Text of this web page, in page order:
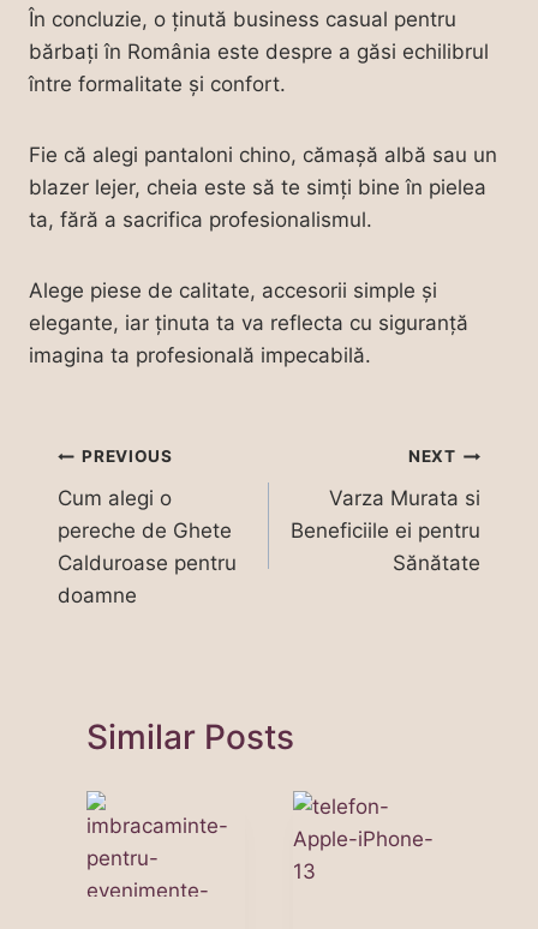
În concluzie, o ținută business casual pentru
bărbați în România este despre a găsi echilibrul
între formalitate și confort.
Fie că alegi pantaloni chino, cămașă albă sau un
blazer lejer, cheia este să te simți bine în pielea
ta, fără a sacrifica profesionalismul.
Alege piese de calitate, accesorii simple și
elegante, iar ținuta ta va reflecta cu siguranță
imagina ta profesională impecabilă.
Navigare
în
articole
PREVIOUS
Cum alegi o
pereche de Ghete
Calduroase pentru
doamne
NEXT
Varza Murata si
Beneficiile ei pentru
Sănătate
Similar Posts